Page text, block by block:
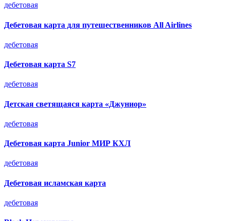
дебетовая
Дебетовая карта для путешественников All Airlines
дебетовая
Дебетовая карта S7
дебетовая
Детская светящаяся карта «Джуниор»
дебетовая
Дебетовая карта Junior МИР КХЛ
дебетовая
Дебетовая исламская карта
дебетовая